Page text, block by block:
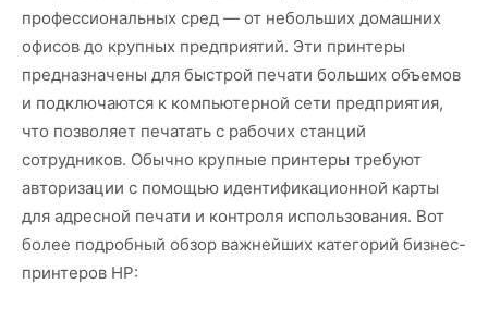
профессиональных сред — от небольших домашних
офисов до крупных предприятий. Эти принтеры
предназначены для быстрой печати больших объемов
и подключаются к компьютерной сети предприятия,
что позволяет печатать с рабочих станций
сотрудников. Обычно крупные принтеры требуют
авторизации с помощью идентификационной карты
для адресной печати и контроля использования. Вот
более подробный обзор важнейших категорий бизнес-
принтеров HP: